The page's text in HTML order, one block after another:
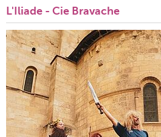
L'Iliade - Cie Bravache